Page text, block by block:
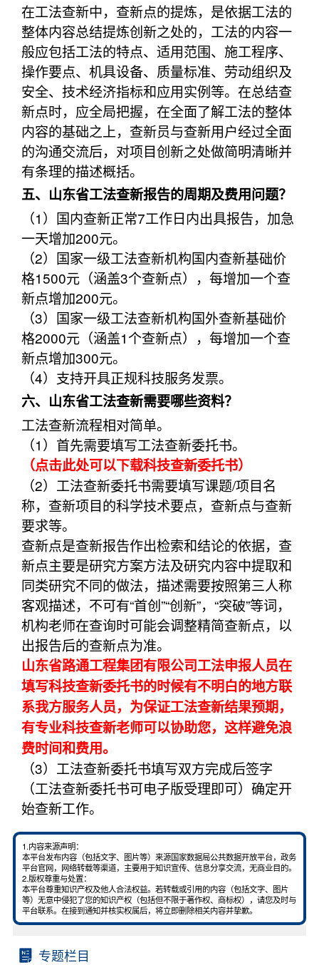
在工法查新中，查新点的提炼，是依据工法的
整体内容总结提炼创新之处的，工法的内容一
般应包括工法的特点、适用范围、施工程序、
操作要点、机具设备、质量标准、劳动组织及
安全、技术经济指标和应用实例等。在总结查
新点时，应全局把握，在全面了解工法的整体
内容的基础之上，查新员与查新用户经过全面
的沟通交流后，对项目创新之处做简明清晰并
有条理的描述概括。
五、山东省工法查新报告的周期及费用问题？
（1）国内查新正常7工作日内出具报告，加急
一天增加200元。
（2）国家一级工法查新机构国内查新基础价
格1500元（涵盖3个查新点），每增加一个查
新点增加200元。
（3）国家一级工法查新机构国外查新基础价
格2000元（涵盖1个查新点），每增加一个查
新点增加300元。
（4）支持开具正规科技服务发票。
六、山东省工法查新需要哪些资料？
工法查新流程相对简单。
（1）首先需要填写工法查新委托书。
（点击此处可以下载科技查新委托书）
（2）工法查新委托书需要填写课题/项目名
称，查新项目的科学技术要点，查新点与查新
要求等。
查新点是查新报告作出检索和结论的依据，查
新点主要是研究方案方法及研究内容中提取和
同类研究不同的做法，描述需要按照第三人称
客观描述，不可有“首创”“创新”，“突破”等词，
机构老师在查询时可能会调整精简查新点，以
出报告后的查新点为准。
山东省路通工程集团有限公司工法申报人员在
填写科技查新委托书的时候有不明白的地方联
系我方服务人员，为保证工法查新结果预期，
有专业科技查新老师可以协助您，这样避免浪
费时间和费用。
（3）工法查新委托书填写双方完成后签字
（工法查新委托书可电子版受理即可）确定开
始查新工作。
1.内容来源声明：
本平台发布内容（包括文字、图片等）来源国家数据局公共数据开放平台，政务
平台官网，网络转载等渠道，主要用于知识宣传、信息分享交流，无商业目的。
2.版权尊重与处置：
本平台尊重知识产权及他人合法权益。若转载或引用的内容（包括文字、图片
等）无意中侵犯了您的知识产权（包括但不限于著作权、商标权），请您及时与
平台联系。在接到通知并核实权属后，将立即删除相关内容并挚歉。
专题栏目